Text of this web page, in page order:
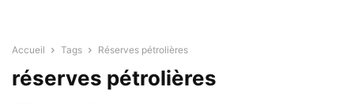
Accueil Tags Réserves pétrolières
réserves pétrolières